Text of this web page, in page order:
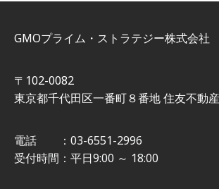
GMOプライム・ストラテジー株式会社
〒102-0082
東京都千代田区一番町８番地 住友不動
電話 ：03-6551-2996
受付時間：平日9:00 ～ 18:00